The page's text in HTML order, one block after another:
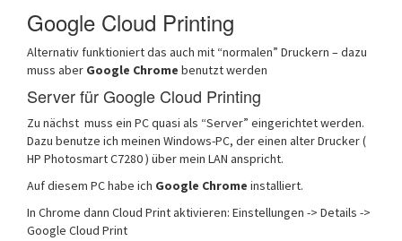
Google Cloud Printing
Alternativ funktioniert das auch mit “normalen” Druckern – dazu
muss aber Google Chrome benutzt werden
Server für Google Cloud Printing
Zu nächst muss ein PC quasi als “Server” eingerichtet werden.
Dazu benutze ich meinen Windows-PC, der einen alter Drucker (
HP Photosmart C7280 ) über mein LAN anspricht.
Auf diesem PC habe ich Google Chrome installiert.
In Chrome dann Cloud Print aktivieren: Einstellungen -> Details ->
Google Cloud Print